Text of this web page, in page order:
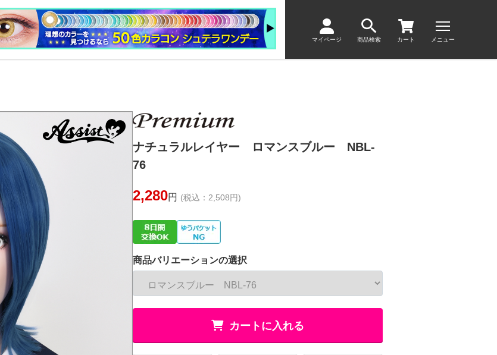
マイページ 商品検索 カート メニュー
ナチュラルレイヤー ロマンスブルー NBL-
76
2,280円 (税込：2,508円)
商品バリエーションの選択
カートに入れる